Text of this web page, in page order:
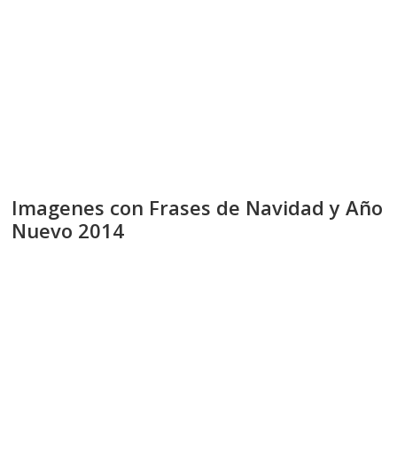
Imagenes con Frases de Navidad y Año
Nuevo 2014